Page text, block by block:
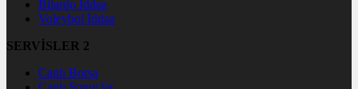
Bilardo İddaa
Voleybol İddaa
SERVİSLER 2
Canlı Borsa